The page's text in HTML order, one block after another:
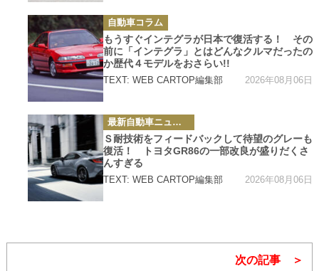
カ
テ
ゴ
リ
ー
自動車コラム
もうすぐインテグラが日本で復活する！ その
前に「インテグラ」とはどんなクルマだったの
か歴代４モデルをおさらい!!
TEXT: WEB CARTOP編集部 2026年08月06日
カ
テ
ゴ
リ
ー
最新自動車ニュース
Ｓ耐技術をフィードバックして待望のグレーも
復活！ トヨタGR86の一部改良が盛りだくさ
んすぎる
TEXT: WEB CARTOP編集部 2026年08月06日
次の記事